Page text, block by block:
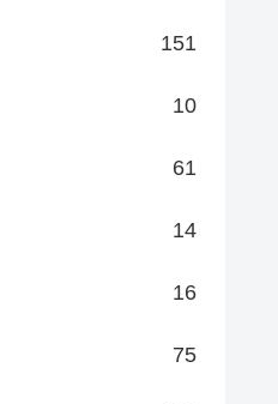
151
10
61
14
16
75